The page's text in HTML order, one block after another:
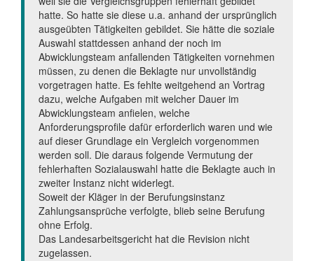
hatte. So hatte sie diese u.a. anhand der ursprünglich
ausgeübten Tätigkeiten gebildet. Sie hätte die soziale
Auswahl stattdessen anhand der noch im
Abwicklungsteam anfallenden Tätigkeiten vornehmen
müssen, zu denen die Beklagte nur unvollständig
vorgetragen hatte. Es fehlte weitgehend an Vortrag
dazu, welche Aufgaben mit welcher Dauer im
Abwicklungsteam anfielen, welche
Anforderungsprofile dafür erforderlich waren und wie
auf dieser Grundlage ein Vergleich vorgenommen
werden soll. Die daraus folgende Vermutung der
fehlerhaften Sozialauswahl hatte die Beklagte auch in
zweiter Instanz nicht widerlegt.
Soweit der Kläger in der Berufungsinstanz
Zahlungsansprüche verfolgte, blieb seine Berufung
ohne Erfolg.
Das Landesarbeitsgericht hat die Revision nicht
zugelassen.